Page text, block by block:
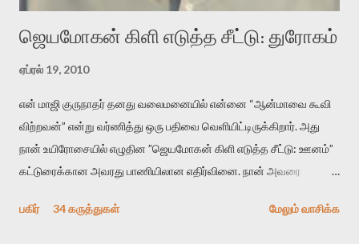
ஜெயமோகன் கிளி எடுத்த சீட்டு: துரோகம்
ஏப்ரல் 19, 2010
என் மாஜி குருநாதர் தனது வலைமனையில் என்னை “ஆன்மாவை கூவி
விற்றவன்” என்று வர்ணித்து ஒரு பதிவை வெளியிட்டிருக்கிறார். அது
நான் உயிரோசையில் எழுதின ”ஜெயமோகன் கிளி எடுத்த சீட்டு: ஊனம்”
கட்டுரைக்கான அவரது பாணியிலான எதிர்வினை. நான் அவரை
பதிவை படித்த நண்பர்கள் பலரும் அவருக்காக இரக்கப்பட்டார்கள்.
பகிர் 34 கருத்துகள் மேலும் வாசிக்க